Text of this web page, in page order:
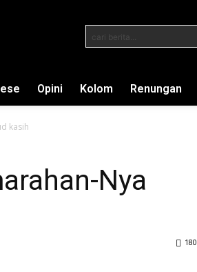
cari berita...
Opini Kolom Renungan
kasih
Nya
180